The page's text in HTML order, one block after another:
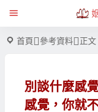
首頁 參考資料 正文
別談什麼感
感覺，你就